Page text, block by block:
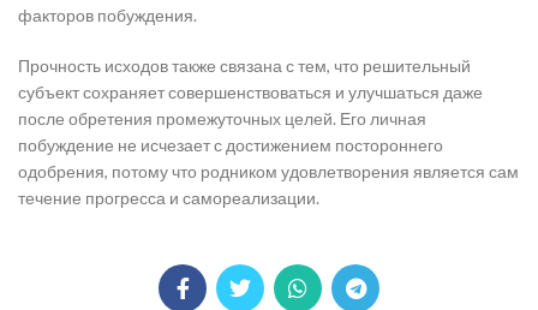
факторов побуждения.
Прочность исходов также связана с тем, что решительный
субъект сохраняет совершенствоваться и улучшаться даже
после обретения промежуточных целей. Его личная
побуждение не исчезает с достижением постороннего
одобрения, потому что родником удовлетворения является сам
течение прогресса и самореализации.